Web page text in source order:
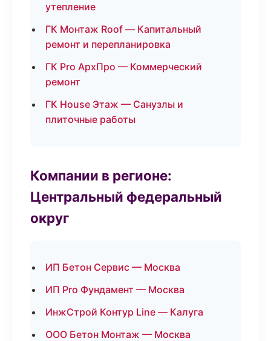
утепление
ГК Монтаж Roof — Капитальный
ремонт и перепланировка
ГК Pro АрхПро — Коммерческий
ремонт
ГК House Этаж — Санузлы и
плиточные работы
Компании в регионе:
Центральный федеральный
округ
ИП Бетон Сервис — Москва
ИП Pro Фундамент — Москва
ИнжСтрой Контур Line — Калуга
ООО Бетон Монтаж — Москва